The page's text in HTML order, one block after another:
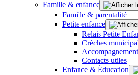
Famille & enfance
Famille & parentalité
Petite enfance
Relais Petite
Crèches
Contacts utiles
Enfance & Éducation